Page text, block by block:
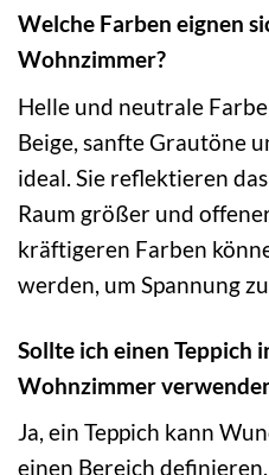
Welche Farben eignen
Wohnzimmer?
Helle und neutrale
Beige, sanfte Grautöne
ideal. Sie reflektieren
Raum größer und
kräftigeren Farben
werden, um Spannung
Sollte ich einen Teppich
Wohnzimmer
Ja, ein Teppich kann
einen Bereich